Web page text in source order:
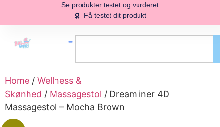
Se produkter testet og vurderet
Få testet dit produkt
Home / Wellness &
Skønhed / Massagestol / Dreamliner 4D
Massagestol – Mocha Brown